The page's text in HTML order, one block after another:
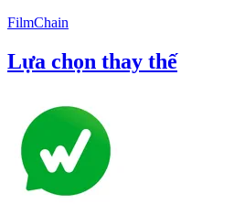
FilmChain
Lựa chọn thay thế